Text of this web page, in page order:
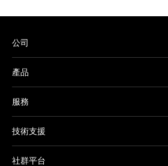
公司
產品
服務
技術支援
社群平台